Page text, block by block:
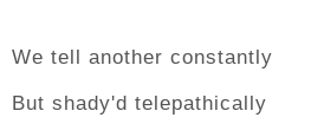
We tell another constantly
But shady'd telepathically